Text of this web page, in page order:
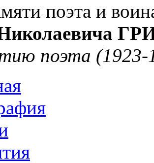
поэта и
поэта (1923-